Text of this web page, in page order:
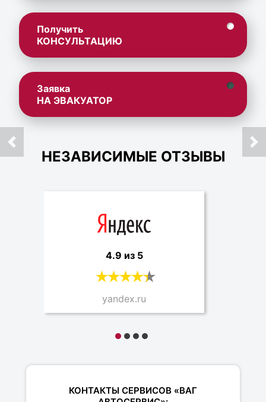
Получить
КОНСУЛЬТАЦИЮ
Заявка
НА ЭВАКУАТОР
НЕЗАВИСИМЫЕ ОТЗЫВЫ
4.9 из 5
yandex.ru
КОНТАКТЫ СЕРВИСОВ «ВАГ